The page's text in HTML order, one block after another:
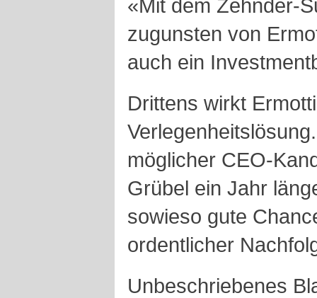
«Mit dem Zehnder-
zugunsten von
auch ein
Drittens wirkt
möglicher CEO-
Grübel ein Jahr
sowieso gute
ordentlicher
Unbeschriebenes